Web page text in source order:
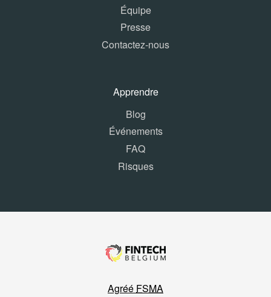
Équipe
Presse
Contactez-nous
Apprendre
Blog
Événements
FAQ
Risques
Agréé FSMA